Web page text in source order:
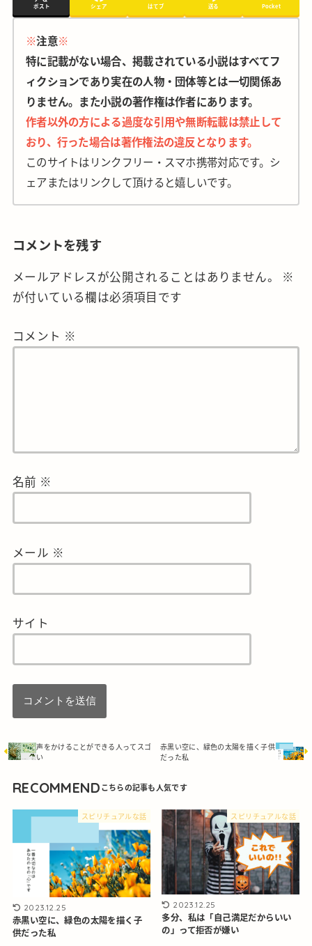
ポスト シェア はてブ 送る Pocket
※注意※
特に記載がない場合、掲載されている小説はすべてフ
ィクションであり実在の人物・団体等とは一切関係あ
りません。また小説の著作権は作者にあります。
作者以外の方による過度な引用や無断転載は禁止して
おり、行った場合は著作権法の違反となります。
このサイトはリンクフリー・スマホ携帯対応です。シ
ェアまたはリンクして頂けると嬉しいです。
コメントを残す
メールアドレスが公開されることはありません。
※
が付いている欄は必須項目です
コメント ※
名前 ※
メール ※
サイト
声をかけることができる人ってスゴ
い
赤黒い空に、緑色の太陽を描く子供
だった私
RECOMMEND
スピリチュアルな話
2023.12.25
赤黒い空に、緑色の太陽を描く子
供だった私
スピリチュアルな話
2023.12.25
多分、私は「自己満足だからいい
の」って拒否が嫌い